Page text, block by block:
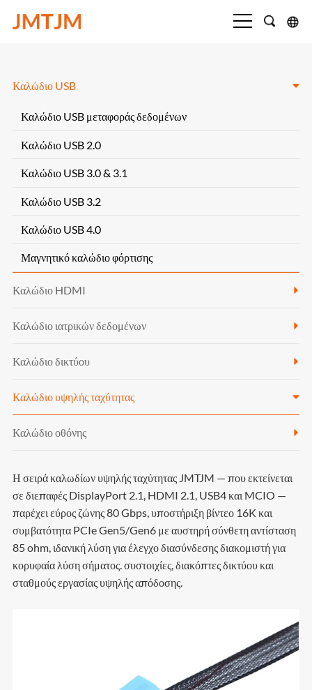
Καλώδιο USB
Καλώδιο USB μεταφοράς δεδομένων
Καλώδιο USB 2.0
Καλώδιο USB 3.0 & 3.1
Καλώδιο USB 3.2
Καλώδιο USB 4.0
Μαγνητικό καλώδιο φόρτισης
Καλώδιο HDMI
Καλώδιο ιατρικών δεδομένων
Καλώδιο δικτύου
Καλώδιο υψηλής ταχύτητας
Καλώδιο οθόνης
Η σειρά καλωδίων υψηλής ταχύτητας JMTJM — που εκτείνεται
σε διεπαφές DisplayPort 2.1, HDMI 2.1, USB4 και MCIO —
παρέχει εύρος ζώνης 80 Gbps, υποστήριξη βίντεο 16K και
συμβατότητα PCIe Gen5/Gen6 με αυστηρή σύνθετη αντίσταση
85 ohm, ιδανική λύση για έλεγχο διασύνδεσης διακομιστή για
κορυφαία λύση σήματος. συστοιχίες, διακόπτες δικτύου και
σταθμούς εργασίας υψηλής απόδοσης.